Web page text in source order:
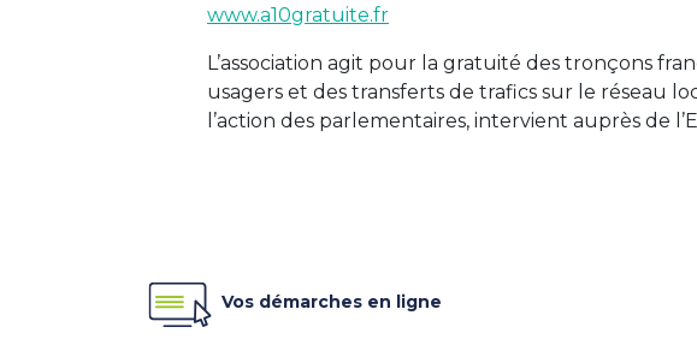
www.a10gratuite.fr
L’association agit pour la gratuité des tronçons
usagers et des transferts de trafics sur le réseau
l’action des parlementaires, intervient auprès de
Vos démarches en ligne